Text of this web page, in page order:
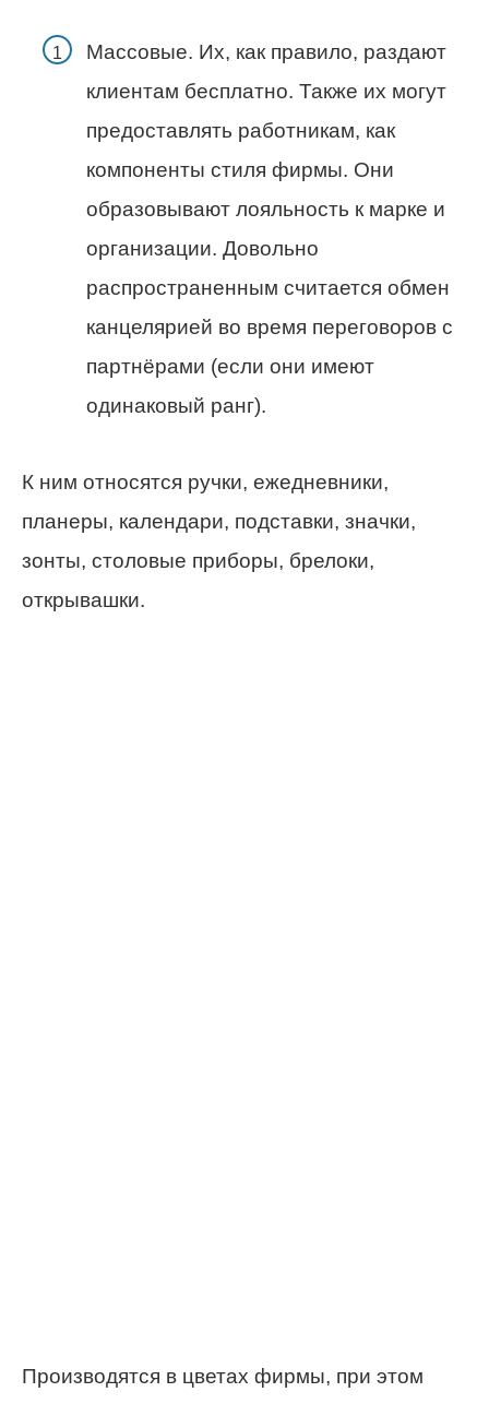
Массовые. Их, как правило, раздают
клиентам бесплатно. Также их могут
предоставлять работникам, как
компоненты стиля фирмы. Они
образовывают лояльность к марке и
организации. Довольно
распространенным считается обмен
канцелярией во время переговоров с
партнёрами (если они имеют
одинаковый ранг).
К ним относятся ручки, ежедневники,
планеры, календари, подставки, значки,
зонты, столовые приборы, брелоки,
открывашки.
Производятся в цветах фирмы, при этом